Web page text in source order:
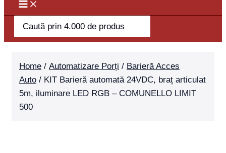
Search
for:
Home / Automatizare Porți / Barieră Acces
Auto / KIT Barieră automată 24VDC, braț articulat
5m, iluminare LED RGB – COMUNELLO LIMIT
500
LED
RGB
-
LIMIT
500
quantity